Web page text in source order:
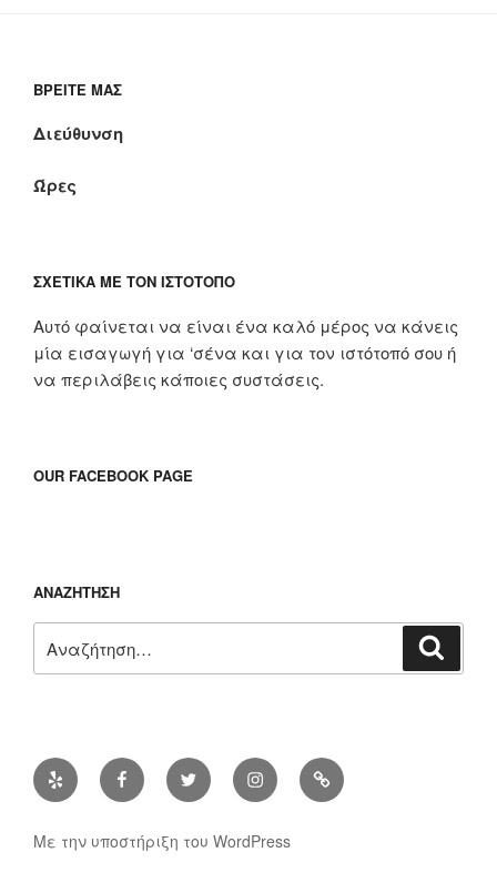
ΒΡΕΊΤΕ ΜΑΣ
Διεύθυνση
Ώρες
ΣΧΕΤΙΚΆ ΜΕ ΤΟΝ ΙΣΤΌΤΟΠΟ
Αυτό φαίνεται να είναι ένα καλό μέρος να κάνεις
μία εισαγωγή για ‘σένα και για τον ιστότοπό σου ή
να περιλάβεις κάποιες συστάσεις.
OUR FACEBOOK PAGE
ΑΝΑΖΉΤΗΣΗ
για:
Yelp FacebookTwitter InstagramΔιεύθυνση
ηλ.
Με την υποστήριξη του WordPress